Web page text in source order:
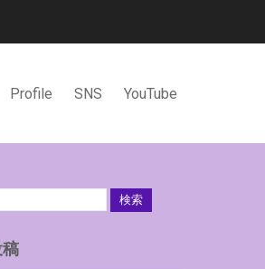
Profile SNS YouTube